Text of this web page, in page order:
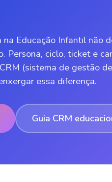
Educação Infantil não
Persona, ciclo, ticket e
(sistema de gestão
essa diferença.
Guia CRM